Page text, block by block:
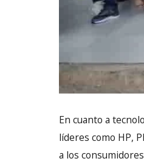
En cuanto a
líderes como HP,
a los